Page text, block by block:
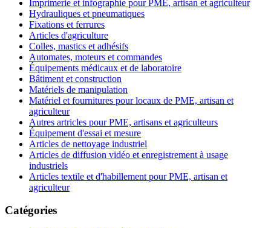
Imprimerie et infographie pour PME, artisan et agriculteur
Hydrauliques et pneumatiques
Fixations et ferrures
Articles d'agriculture
Colles, mastics et adhésifs
Automates, moteurs et commandes
Équipements médicaux et de laboratoire
Bâtiment et construction
Matériels de manipulation
Matériel et fournitures pour locaux de PME, artisan et
agriculteur
Autres artricles pour PME, artisans et agriculteurs
Équipement d'essai et mesure
Articles de nettoyage industriel
Articles de diffusion vidéo et enregistrement à usage
industriels
Articles textile et d'habillement pour PME, artisan et
agriculteur
Catégories